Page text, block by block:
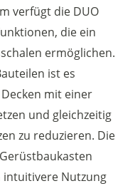
verfügt die DUO
die ein
ermöglichen.
ist es
mit einer
und gleichzeitig
zu reduzieren. Die
Nutzung